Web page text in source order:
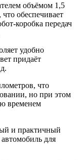
объёмом 1,5
обеспечивает
коробка передач
удобно
придаёт
что
но при этом
временем
и практичный
для